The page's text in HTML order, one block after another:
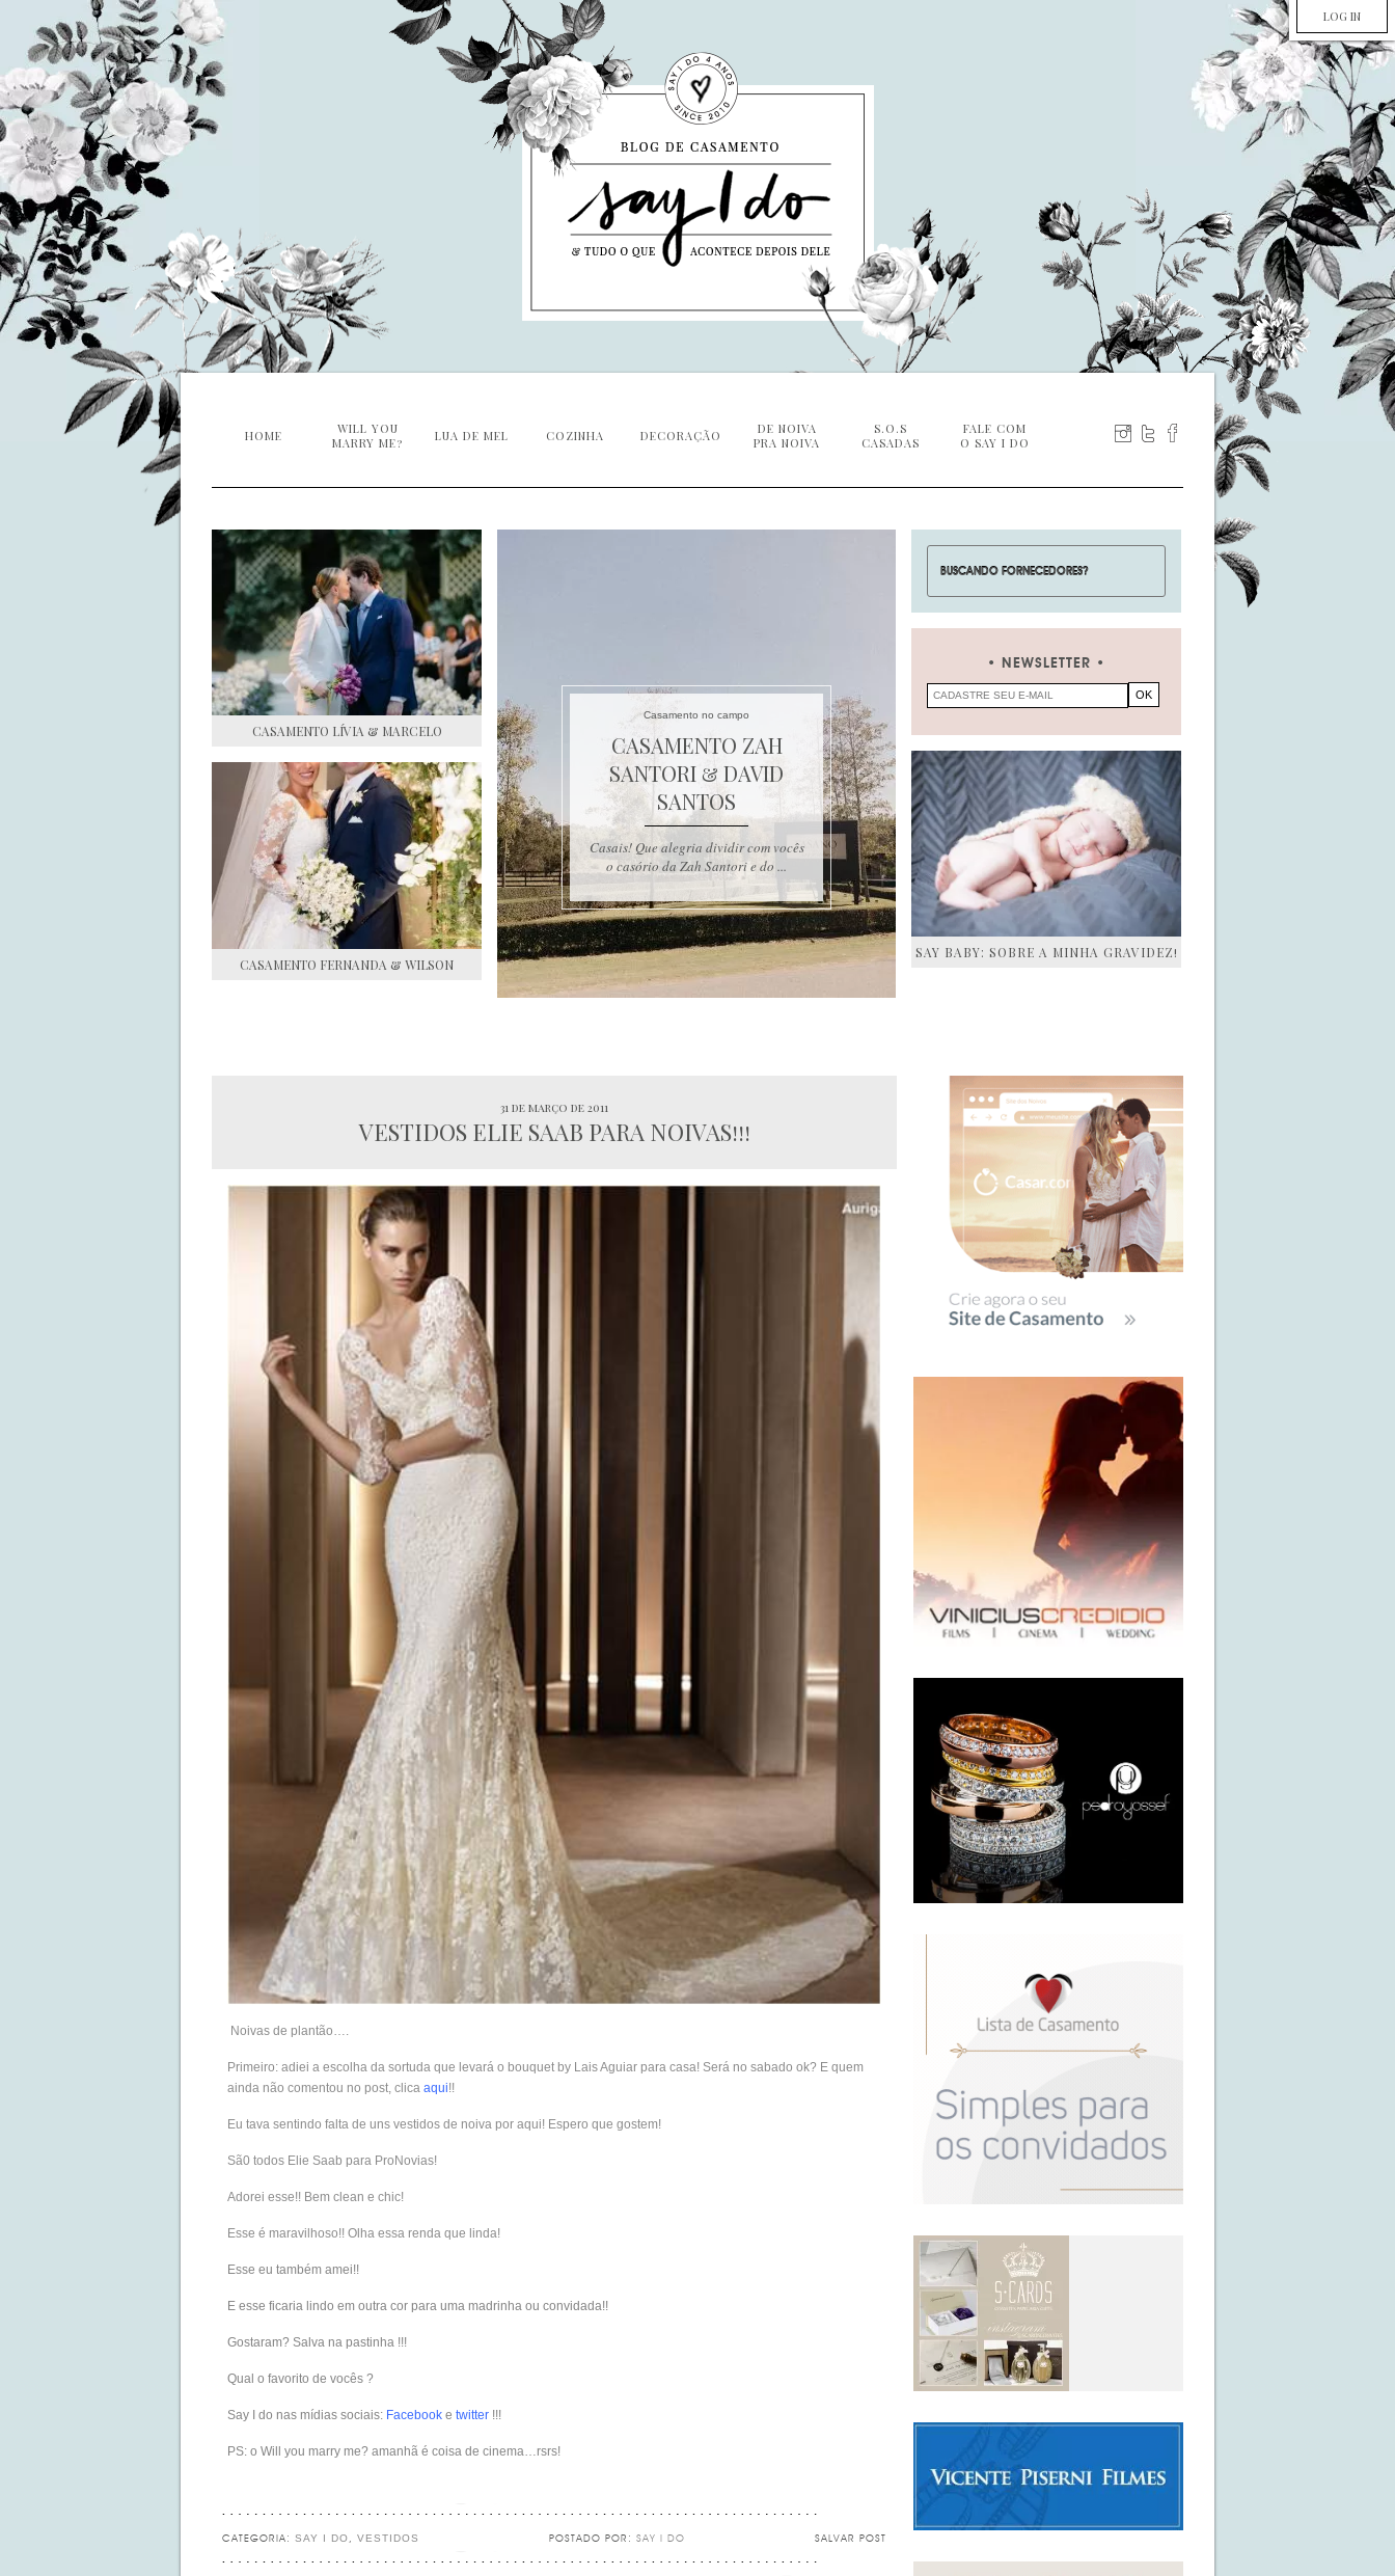
LOG IN
HOME
WILL YOU
MARRY ME?
LUA DE MEL COZINHA DECORAÇÃO
DE NOIVA
PRA NOIVA
S.O.S
CASADAS
FALE COM
O SAY I DO
CASAMENTO LÍVIA & MARCELO
CASAMENTO FERNANDA & WILSON
Casamento no campo
CASAMENTO ZAH
SANTORI & DAVID
SANTOS
Casais! Que alegria dividir com vocês
o casório da Zah Santori e do ...
NEWSLETTER
SAY BABY: SOBRE A MINHA GRAVIDEZ!
31 de março de 2011
VESTIDOS ELIE SAAB PARA NOIVAS!!!
Noivas de plantão….
Primeiro: adiei a escolha da sortuda que levará o bouquet by Lais Aguiar para casa! Será no sabado ok? E quem
ainda não comentou no post, clica aqui!!
Eu tava sentindo falta de uns vestidos de noiva por aqui! Espero que gostem!
Sã0 todos Elie Saab para ProNovias!
Adorei esse!! Bem clean e chic!
Esse é maravilhoso!! Olha essa renda que linda!
Esse eu também amei!!
E esse ficaria lindo em outra cor para uma madrinha ou convidada!!
Gostaram? Salva na pastinha !!!
Qual o favorito de vocês ?
Say I do nas mídias sociais: Facebook e twitter !!!
PS: o Will you marry me? amanhã é coisa de cinema…rsrs!
CATEGORIA: SAY I DO VESTIDOS SALVAR POST
POSTADO POR: SAY I DO
SIDEBAR